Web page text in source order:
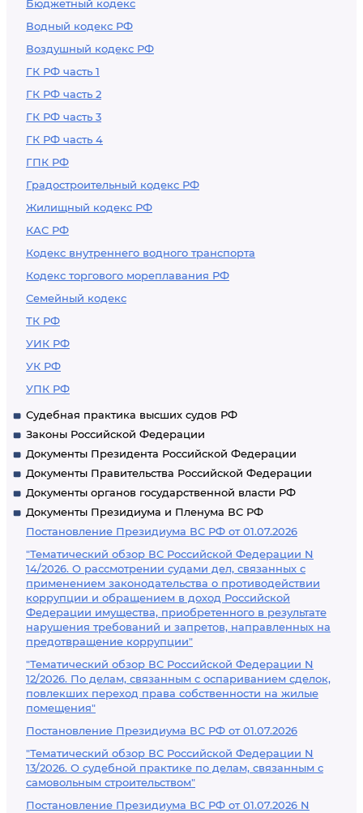
Бюджетный кодекс
Водный кодекс РФ
Воздушный кодекс РФ
ГК РФ часть 1
ГК РФ часть 2
ГК РФ часть 3
ГК РФ часть 4
ГПК РФ
Градостроительный кодекс РФ
Жилищный кодекс РФ
КАС РФ
Кодекс внутреннего водного транспорта
Кодекс торгового мореплавания РФ
Семейный кодекс
ТК РФ
УИК РФ
УК РФ
УПК РФ
Судебная практика высших судов РФ
Законы Российской Федерации
Документы Президента Российской Федерации
Документы Правительства Российской Федерации
Документы органов государственной власти РФ
Документы Президиума и Пленума ВС РФ
Постановление Президиума ВС РФ от 01.07.2026
"Тематический обзор ВС Российской Федерации N
14/2026. О рассмотрении судами дел, связанных с
применением законодательства о противодействии
коррупции и обращением в доход Российской
Федерации имущества, приобретенного в результате
нарушения требований и запретов, направленных на
предотвращение коррупции"
"Тематический обзор ВС Российской Федерации N
12/2026. По делам, связанным с оспариванием сделок,
повлекших переход права собственности на жилые
помещения"
Постановление Президиума ВС РФ от 01.07.2026
"Тематический обзор ВС Российской Федерации N
13/2026. О судебной практике по делам, связанным с
самовольным строительством"
Постановление Президиума ВС РФ от 01.07.2026 N